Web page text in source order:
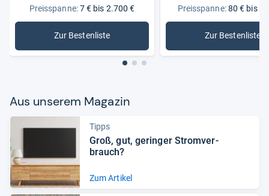
Preisspanne:7 € bis 2.700 €
Zur Bestenliste
: Blu-ray-Player
Preisspanne:80 € bis
Zur Bestenliste
: 3D-Blu-
Aus unse­rem Maga­zin
Tipps
Groß, gut, gerin­ger Strom­ver­
brauch?
Zum Artikel